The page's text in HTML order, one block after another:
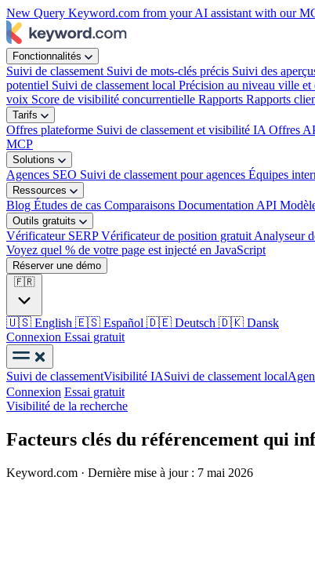
New Query Keyword.com from your AI assistant with our
Fonctionnalités
Suivi de classement Suivi de mots-clés précis Suivi des
potentiel Suivi de classement local Précision au niveau ville et
voix Score de visibilité concurrentielle Rapports Rapports
Tarifs
Offres plateforme Suivi de classement et visibilité IA Offres
MCP
Solutions
Agences SEO Suivi de classement pour agences Équipes
Ressources
Blog Études de cas Comparaisons Documentation API
Outils gratuits
Vérificateur SERPVérificateur de position gratuit Analyseur
Voyez quel % de votre page est injecté en JavaScript
Réserver une démo
🇫🇷
🇺🇸 English 🇪🇸 Español 🇩🇪 Deutsch 🇩🇰 Dansk
Connexion Essai gratuit
Suivi de classementVisibilité IASuivi de classement local
Connexion Essai gratuit
Visibilité de la recherche
Facteurs clés du référencement qui
Keyword.com · Dernière mise à jour : 7 mai 2026